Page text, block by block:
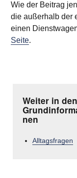
Wie der Beitrag
die außerhalb der
einen
Seite.
Weiter in den
nen
Alltagsfragen